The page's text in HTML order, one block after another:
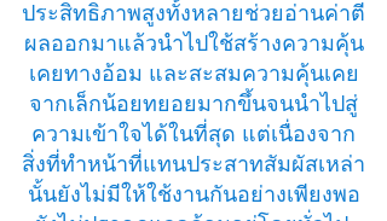
ประสิทธิภาพสูงทั้งหลายช่วยอ่านค่าตี
ผลออกมาแล้วนำไปใช้สร้างความคุ้น
เคยทางอ้อม และสะสมความคุ้นเคย
จากเล็กน้อยทยอยมากขึ้นจนนำไปสู่
ความเข้าใจได้ในที่สุด แต่เนื่องจาก
สิ่งที่ทำหน้าที่แทนประสาทสัมผัสเหล่า
นั้นยังไม่มีให้ใช้งานกันอย่างเพียงพอ